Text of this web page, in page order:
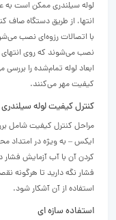
لوله سیلندری ممکن است به
انتها، از طریق دستگاه صاف
با اتصالات رزوه‌ای نصب
نصب می‌شوند که روی
ابعاد لوله تمام‌شده را بررسی
کیفیت مهر می‌کنند.
کنترل کیفیت لوله سیلندری
مراحل کنترل کیفیت شامل
ایکس – به ویژه در امتداد
کردن آن با آب آزمایش
فشار نگه دارید تا هرگونه
استفاده از آن آشکار شود.
استفاده سازه ای